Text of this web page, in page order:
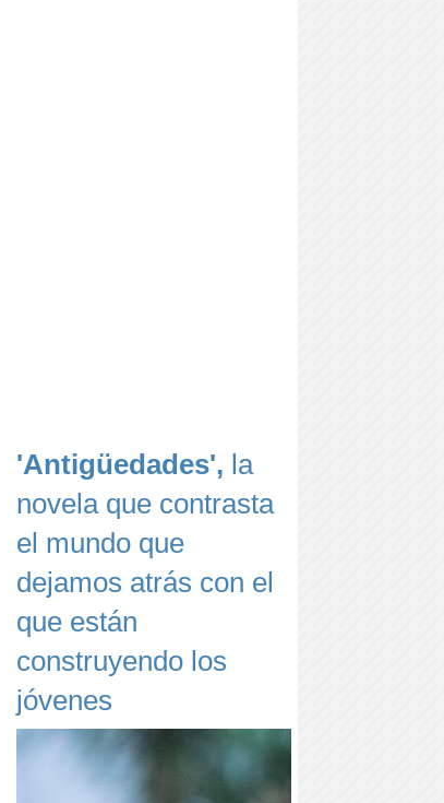
'Antigüedades', la
novela que contrasta
el mundo que
dejamos atrás con el
que están
construyendo los
jóvenes